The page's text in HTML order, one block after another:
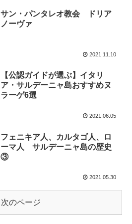
サン・パンタレオ教会 ドリア
ノーヴァ
2021.11.10
【公認ガイドが選ぶ】イタリ
ア・サルデーニャ島おすすめヌ
ラーゲ6選
2021.06.05
フェニキア人、カルタゴ人、ロ
ーマ人 サルデーニャ島の歴史
③
2021.05.30
次のページ